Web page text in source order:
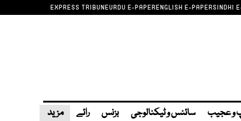
EXPRESS TRIBUNEURDU E-PAPERENGLISH E-PAPERSINDHI
و عجیب سائنس و ٹیکنالوجی بزنس رائے مزید